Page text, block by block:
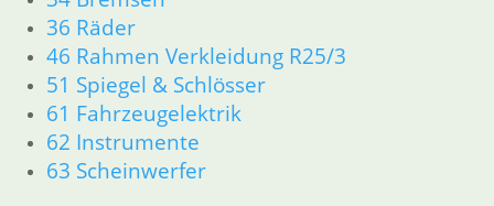
36 Räder
46 Rahmen Verkleidung R25/3
51 Spiegel & Schlösser
61 Fahrzeugelektrik
62 Instrumente
63 Scheinwerfer
zzgl.Versandkosten
In den Warenkorb
Kabel Zusatzinstrumente R
65 – R 80 ab Bj 1985